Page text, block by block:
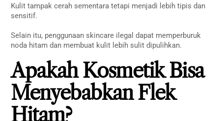
Kulit tampak cerah sementara tetapi menjadi lebih tipis dan
sensitif.
Selain itu, penggunaan skincare ilegal dapat memperburuk
noda hitam dan membuat kulit lebih sulit dipulihkan.
Apakah Kosmetik Bisa
Menyebabkan Flek
Hitam?